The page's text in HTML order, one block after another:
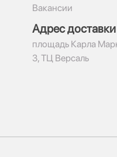
Вакансии
Адрес доставки
​площадь Карла
3, ТЦ Версаль